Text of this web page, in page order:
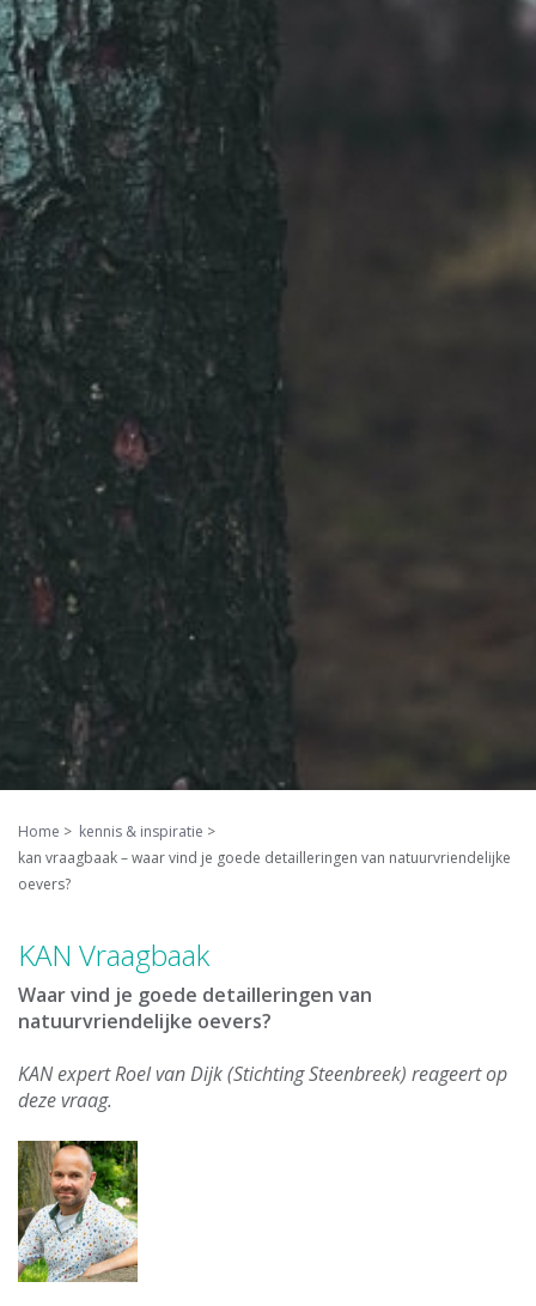
Home
kennis & inspiratie
kan vraagbaak – waar vind je goede detailleringen van natuurvriendelijke
oevers?
KAN Vraagbaak
Waar vind je goede detailleringen van
natuurvriendelijke oevers?
KAN expert Roel van Dijk (Stichting Steenbreek) reageert op
deze vraag.